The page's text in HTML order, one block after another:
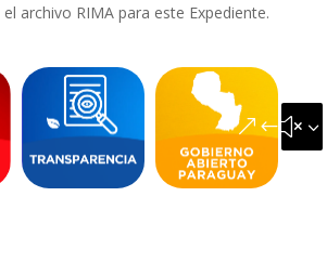
archivo RIMA para este Expediente.